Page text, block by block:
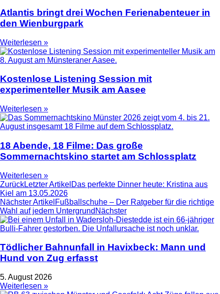
Atlantis bringt drei Wochen Ferienabenteuer in
den Wienburgpark
Weiterlesen »
Kostenlose Listening Session mit
experimenteller Musik am Aasee
Weiterlesen »
18 Abende, 18 Filme: Das große
Sommernachtskino startet am Schlossplatz
Weiterlesen »
ZurückLetzter Artikel Das perfekte Dinner heute: Kristina aus
Kiel am 13.05.2026
Nächster Artikel Fußballschuhe – Der Ratgeber für die richtige
Wahl auf jedem Untergrund Nächster
Tödlicher Bahnunfall in Havixbeck: Mann und
Hund von Zug erfasst
5. August 2026
Weiterlesen »